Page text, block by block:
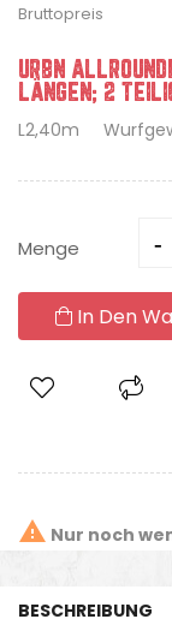
Bruttopreis
URBN
LÄNGEN; 2
L2,40m
Menge
In Den
 Nur noch
BESCHREIBUNG